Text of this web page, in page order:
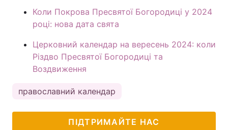
Коли Покрова Пресвятої Богородиці у 2024
році: нова дата свята
Церковний календар на вересень 2024: коли
Різдво Пресвятої Богородиці та
Воздвиження
православний календар
ПІДТРИМАЙТЕ НАС